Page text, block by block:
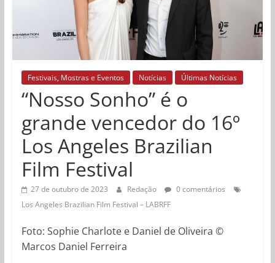
Festivais, Mostras e Eventos Notícias Últimas Notícias
“Nosso Sonho” é o
grande vencedor do 16º
Los Angeles Brazilian
Film Festival
27 de outubro de 2023 Redação
0 comentários
Los Angeles Brazilian Film Festival – LABRFF
Foto: Sophie Charlote e Daniel de Oliveira ©
Marcos Daniel Ferreira